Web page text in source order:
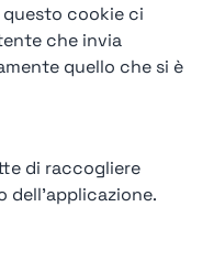
questo cookie ci
che invia
quello che si è
di raccogliere
dell'applicazione.